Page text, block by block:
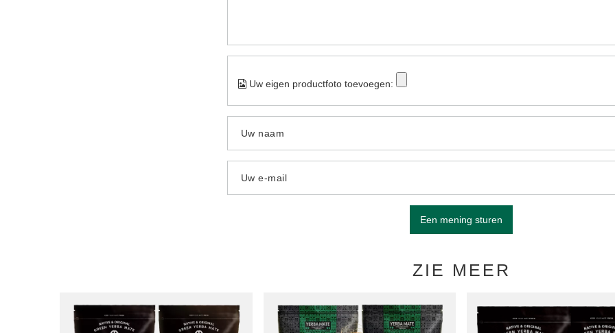
Uw eigen productfoto toevoegen:
Uw naam
Uw e-mail
Een mening sturen
ZIE MEER